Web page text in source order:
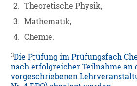
2. Theoretische Physik,
3. Mathematik,
4. Chemie.
3Die Prüfung im Prüfungsfach
nach erfolgreicher Teilnahme an
vorgeschriebenen